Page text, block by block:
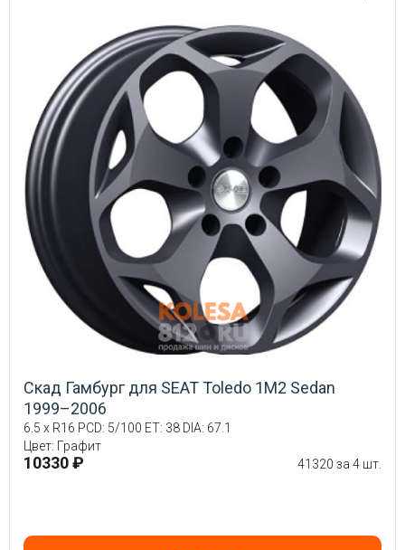
Скад Гамбург для SEAT Toledo 1M2 Sedan
1999–2006
6.5 x R16 PCD: 5/100 ET: 38 DIA: 67.1
Цвет: Графит
10330 ₽ 41320 за 4 шт.